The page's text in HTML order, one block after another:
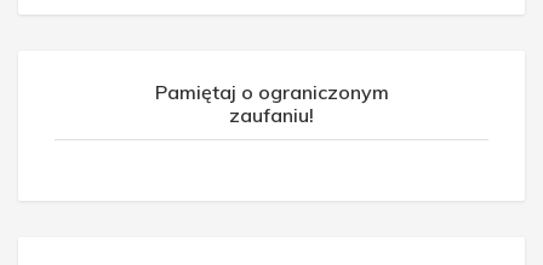
Pamiętaj o ograniczonym
zaufaniu!